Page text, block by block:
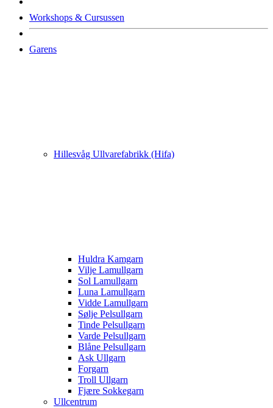
Workshops & Cursussen
Garens
Hillesvåg Ullvarefabrikk (Hifa)
Huldra Kamgarn
Vilje Lamullgarn
Sol Lamullgarn
Luna Lamullgarn
Vidde Lamullgarn
Sølje Pelsullgarn
Tinde Pelsullgarn
Varde Pelsullgarn
Blåne Pelsullgarn
Ask Ullgarn
Forgarn
Troll Ullgarn
Fjære Sokkegarn
Ullcentrum